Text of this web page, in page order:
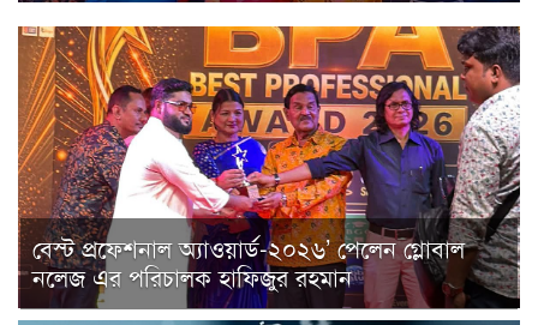
বেস্ট প্রফেশনাল অ্যাওয়ার্ড-২০২৬’ পেলেন গ্লোবাল
নলেজ এর পরিচালক হাফিজুর রহমান